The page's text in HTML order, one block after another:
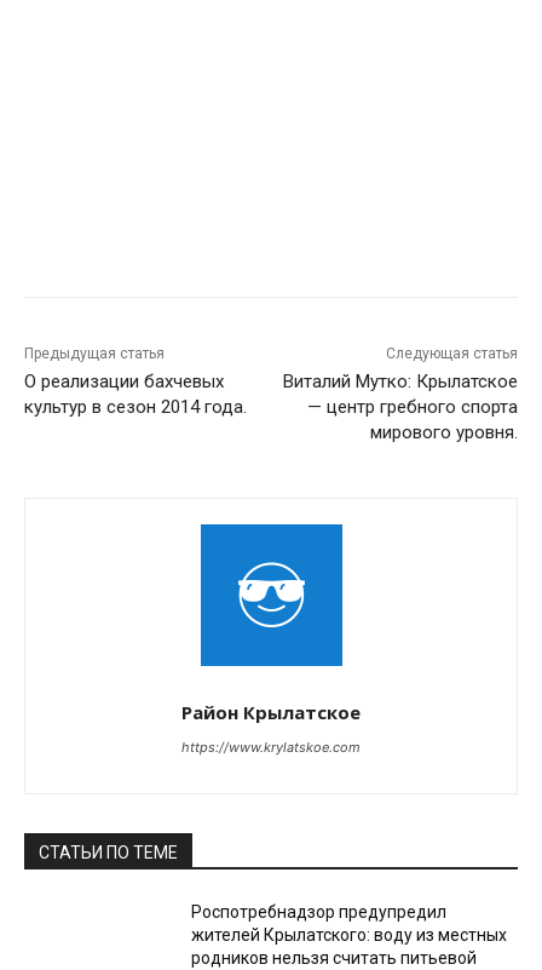
Предыдущая статья
О реализации бахчевых
культур в сезон 2014 года.
Следующая статья
Виталий Мутко: Крылатское
— центр гребного спорта
мирового уровня.
Район Крылатское
https://www.krylatskoe.com
СТАТЬИ ПО ТЕМЕ
Роспотребнадзор предупредил
жителей Крылатского: воду из местных
родников нельзя считать питьевой